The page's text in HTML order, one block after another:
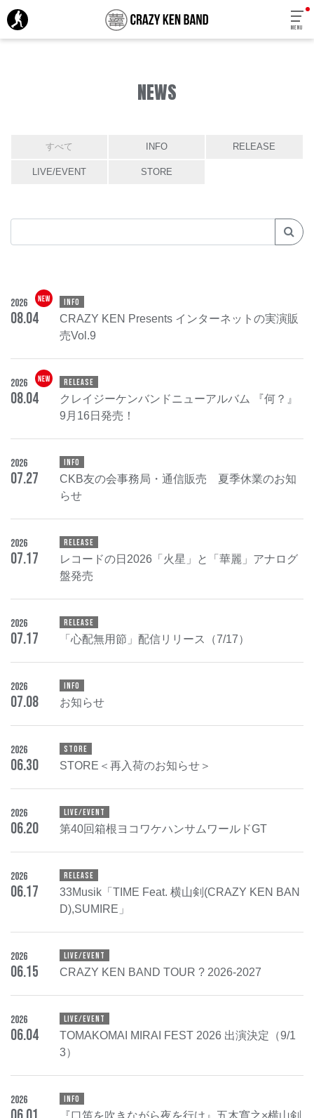
MENU
NEWS
すべて INFO RELEASE
LIVE/EVENT STORE
2026
08.04
INFO
CRAZY KEN Presents インターネットの実演販
売Vol.9
2026
08.04
RELEASE
クレイジーケンバンドニューアルバム 『何？』
9月16日発売！
2026
07.27
INFO
CKB友の会事務局・通信販売 夏季休業のお知
らせ
2026
07.17
RELEASE
レコードの日2026「火星」と「華麗」アナログ
盤発売
2026
07.17
RELEASE
「心配無用節」配信リリース（7/17）
2026
07.08
INFO
お知らせ
2026
06.30
STORE
STORE＜再入荷のお知らせ＞
2026
06.20
LIVE/EVENT
第40回箱根ヨコワケハンサムワールドGT
2026
06.17
RELEASE
33Musik「TIME Feat. 横山剣(CRAZY KEN BAN
D),SUMIRE」
2026
06.15
LIVE/EVENT
CRAZY KEN BAND TOUR ? 2026-2027
2026
06.04
LIVE/EVENT
TOMAKOMAI MIRAI FEST 2026 出演決定（9/1
3）
2026 INFO
『口笛を吹きながら夜を行け』五木寛之×横山剣